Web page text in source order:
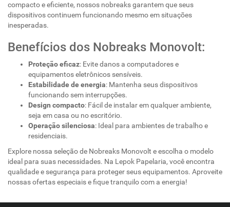
compacto e eficiente, nossos nobreaks garantem que seus
dispositivos continuem funcionando mesmo em situações
inesperadas.
Benefícios dos Nobreaks Monovolt:
Proteção eficaz: Evite danos a computadores e
equipamentos eletrônicos sensíveis.
Estabilidade de energia: Mantenha seus dispositivos
funcionando sem interrupções.
Design compacto: Fácil de instalar em qualquer ambiente,
seja em casa ou no escritório.
Operação silenciosa: Ideal para ambientes de trabalho e
residenciais.
Explore nossa seleção de Nobreaks Monovolt e escolha o modelo
ideal para suas necessidades. Na Lepok Papelaria, você encontra
qualidade e segurança para proteger seus equipamentos. Aproveite
nossas ofertas especiais e fique tranquilo com a energia!